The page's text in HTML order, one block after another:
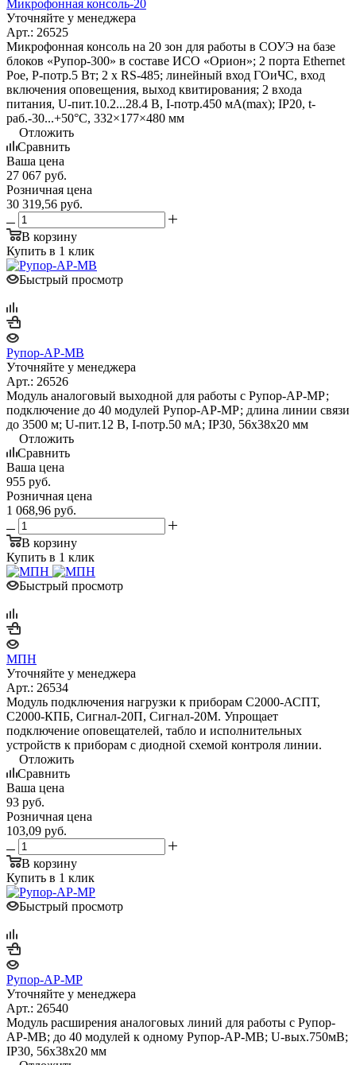
Микрофонная консоль-20
Уточняйте у менеджера
Арт.: 26525
Микрофонная консоль на 20 зон для работы в СОУЭ на базе
блоков «Рупор-300» в составе ИСО «Орион»; 2 порта Ethernet
Poe, P-потр.5 Вт; 2 х RS-485; линейный вход ГОиЧС, вход
включения оповещения, выход квитирования; 2 входа
питания, U-пит.10.2...28.4 В, I-потр.450 мА(max); IP20, t-
раб.-30...+50°С, 332×177×480 мм
Отложить
Сравнить
Ваша цена
27 067 руб.
Розничная цена
30 319,56 руб.
В корзину
Купить в 1 клик
Быстрый просмотр
Рупор-АР-МВ
Уточняйте у менеджера
Арт.: 26526
Модуль аналоговый выходной для работы с Рупор-АР-МР;
подключение до 40 модулей Рупор-АР-МР; длина линии связи
до 3500 м; U-пит.12 В, I-потр.50 мА; IP30, 56x38x20 мм
Отложить
Сравнить
Ваша цена
955 руб.
Розничная цена
1 068,96 руб.
В корзину
Купить в 1 клик
Быстрый просмотр
МПН
Уточняйте у менеджера
Арт.: 26534
Модуль подключения нагрузки к приборам С2000-АСПТ,
С2000-КПБ, Сигнал-20П, Сигнал-20М. Упрощает
подключение оповещателей, табло и исполнительных
устройств к приборам с диодной схемой контроля линии.
Отложить
Сравнить
Ваша цена
93 руб.
Розничная цена
103,09 руб.
В корзину
Купить в 1 клик
Быстрый просмотр
Рупор-АР-МР
Уточняйте у менеджера
Арт.: 26540
Модуль расширения аналоговых линий для работы с Рупор-
АР-МВ; до 40 модулей к одному Рупор-АР-МВ; U-вых.750мВ;
IP30, 56x38x20 мм